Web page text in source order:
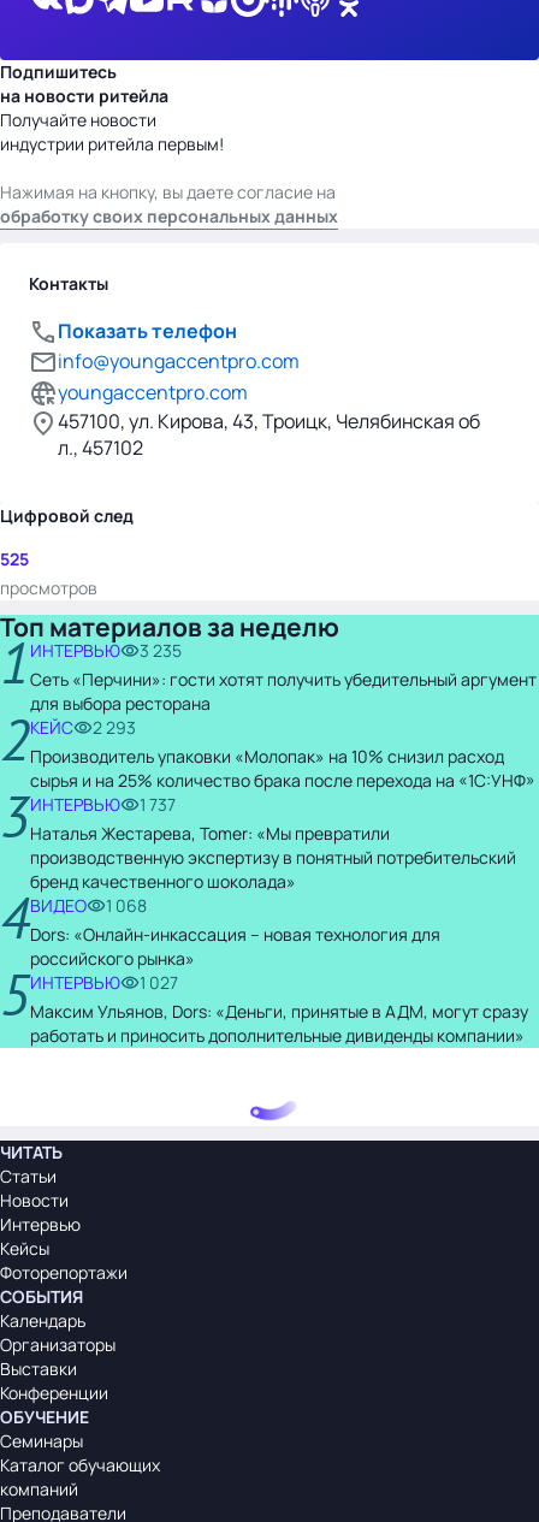
Подпишитесь
на новости ритейла
Получайте новости
индустрии ритейла первым!
Нажимая на кнопку, вы даете согласие на
обработку своих персональных данных
Контакты
Показать телефон
info@youngaccentpro.com
youngaccentpro.com
457100, ул. Кирова, 43, Троицк, Челябинская об
л., 457102
Цифровой след
525
просмотров
Топ материалов за неделю
1 ИНТЕРВЬЮ
3 235
Сеть «Перчини»: гости хотят получить убедительный аргумент
для выбора ресторана
2КЕЙС
2 293
Производитель упаковки «Молопак» на 10% снизил расход
сырья и на 25% количество брака после перехода на «1С:УНФ»
3ИНТЕРВЬЮ
1 737
Наталья Жестарева, Tomer: «Мы превратили
производственную экспертизу в понятный потребительский
бренд качественного шоколада»
4ВИДЕО
1 068
Dors: «Онлайн-инкассация – новая технология для
российского рынка»
5ИНТЕРВЬЮ
1 027
Максим Ульянов, Dors: «Деньги, принятые в АДМ, могут сразу
работать и приносить дополнительные дивиденды компании»
ЧИТАТЬ
Статьи
Новости
Интервью
Кейсы
Фоторепортажи
СОБЫТИЯ
Календарь
Организаторы
Выставки
Конференции
ОБУЧЕНИЕ
Семинары
Каталог обучающих
компаний
Преподаватели